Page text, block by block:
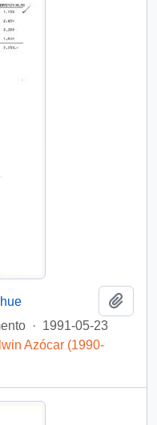
· 1991-05-23
Azócar (1990-